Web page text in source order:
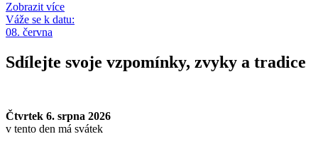
Zobrazit více
Váže se k datu:
08. června
Sdílejte svoje vzpomínky, zvyky a tradice
Čtvrtek 6. srpna 2026
v tento den má svátek